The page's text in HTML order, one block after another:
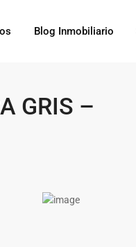
Blog Inmobiliario
GRIS –